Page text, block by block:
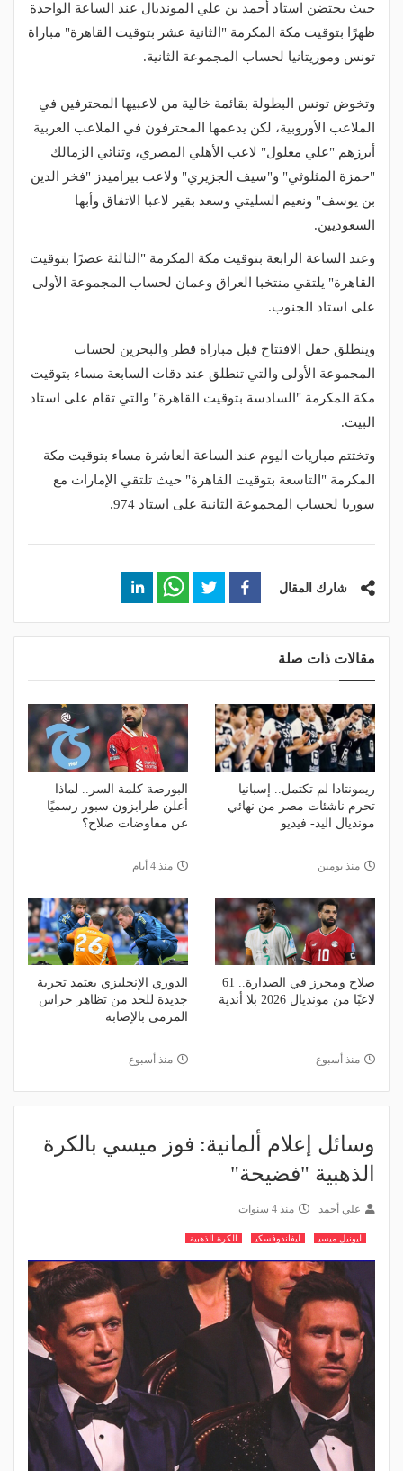
حيث يحتضن استاد أحمد بن علي المونديال عند الساعة الواحدة
ظهرًا بتوقيت مكة المكرمة "الثانية عشر بتوقيت القاهرة" مباراة
تونس وموريتانيا لحساب المجموعة الثانية.
وتخوض تونس البطولة بقائمة خالية من لاعبيها المحترفين في
الملاعب الأوروبية، لكن يدعمها المحترفون في الملاعب العربية
أبرزهم "علي معلول" لاعب الأهلي المصري، وثنائي الزمالك
"حمزة المثلوثي" و"سيف الجزيري" ولاعب بيراميدز "فخر الدين
بن يوسف" ونعيم السليتي وسعد بقير لاعبا الاتفاق وأبها
السعوديين.
وعند الساعة الرابعة بتوقيت مكة المكرمة "الثالثة عصرًا بتوقيت
القاهرة" يلتقي منتخبا العراق وعمان لحساب المجموعة الأولى
على استاد الجنوب.
وينطلق حفل الافتتاح قبل مباراة قطر والبحرين لحساب
المجموعة الأولى والتي تنطلق عند دقات السابعة مساء بتوقيت
مكة المكرمة "السادسة بتوقيت القاهرة" والتي تقام على استاد
البيت.
وتختتم مباريات اليوم عند الساعة العاشرة مساء بتوقيت مكة
المكرمة "التاسعة بتوقيت القاهرة" حيث تلتقي الإمارات مع
سوريا لحساب المجموعة الثانية على استاد 974.
شارك المقال
مقالات ذات صلة
ريمونتادا لم تكتمل.. إسبانيا
تحرم ناشئات مصر من نهائي
مونديال اليد- فيديو
منذ يومين
البورصة كلمة السر.. لماذا
أعلن طرابزون سبور رسميًا
عن مفاوضات صلاح؟
منذ 4 أيام
صلاح ومحرز في الصدارة.. 61
لاعبًا من مونديال 2026 بلا أندية
منذ أسبوع
الدوري الإنجليزي يعتمد تجربة
جديدة للحد من تظاهر حراس
المرمى بالإصابة
منذ أسبوع
وسائل إعلام ألمانية: فوز ميسي بالكرة
الذهبية "فضيحة"
علي أحمد منذ 4 سنوات
ليونيل ميسي ليفاندوفسكي الكرة الذهبية